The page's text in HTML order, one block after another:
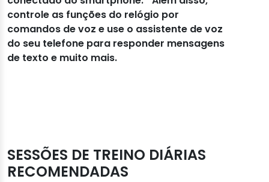
controle as funções do relógio por
comandos de voz e use o assistente de voz
do seu telefone para responder mensagens
de texto e muito mais.
SESSÕES DE TREINO DIÁRIAS
RECOMENDADAS